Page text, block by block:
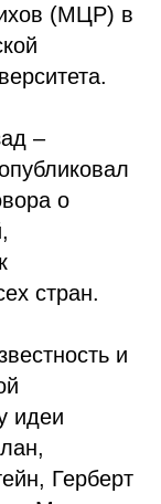
(МЦР) в
–
о
стран.
и
идеи
Герберт